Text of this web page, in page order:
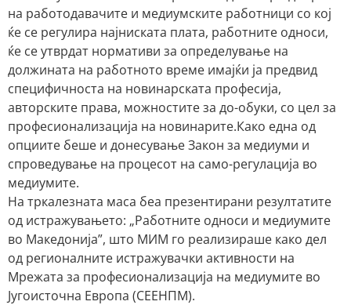
на работодавачите и медиумските работници со кој
ќе се регулира најниската плата, работните односи,
ќе се утврдат нормативи за определување на
должината на работното време имајќи ја предвид
специфичноста на новинарската професија,
авторските права, можностите за до-обуки, со цел за
професионализација на новинарите.Како една од
опциите беше и донесување Закон за медиуми и
спроведување на процесот на само-регулација во
медиумите.
На тркалезната маса беа презентирани резултатите
од истражувањето: „Работните односи и медиумите
во Македонија”, што МИМ го реализираше како дел
од регионалните истражувачки активности на
Мрежата за професионализација на медиумите во
Југоисточна Европа (СЕЕНПМ).